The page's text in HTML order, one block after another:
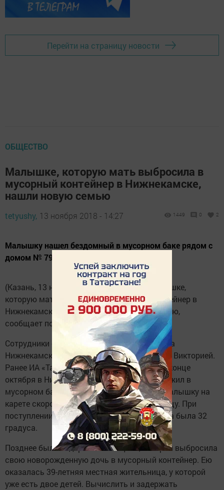
Перейти на страницу новости
ОБЩЕСТВО
Малышке, которую мать выбросила в
мусорный контейнер в Нижнекамске,
нашли новую семью
tetyushy, 13 ноября 2018 - 14:27 1449 0 2
Малышку нашел бездомный в мусорном баке рядом с
домом № 79 по улице Сююмбике.
(Казань, 13 ноября, «Татар-информ»). Малышке,
которую мать выбросила в мусорный контейнер в
Нижнекамске, нашли новую приемную семью,
сообщает портал «НТР-24».
Сотрудники органов опеки и попечительства
Нижнекамска дали девочке имя, ее назвали Викторией.
Ранее ИА «Татар-информ» сообщало, что в конце
октября в Нижнекамске бездомный обнаружил в
мусорном баке новорожденную девочку. Малышку на
карете скорой помощи доставили в больницу. При
поступлении в клинику температура ребенка была 32
градуса.
Позднее была задержана женщина, которая выбросила
свою новорожденную дочь в мусорный контейнер. Ею
оказалась 39-летняя местная жительница, у которой
уже есть двое детей. Вычислить и задержать